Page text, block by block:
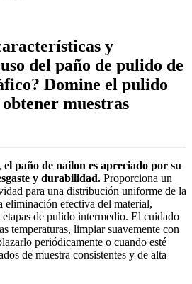
y
del paño de pulido de
Domine el pulido
muestras
el paño de nailon es apreciado por su
y durabilidad. Proporciona un
para una distribución uniforme de la
eliminación efectiva del material,
de pulido intermedio. El cuidado
temperaturas, limpiar suavemente con
periódicamente o cuando esté
de muestra consistentes y de alta